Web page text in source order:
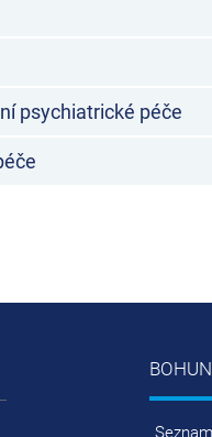
psychiatrické péče